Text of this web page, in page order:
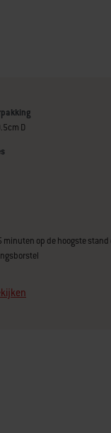
D
minuten op de hoogste stand